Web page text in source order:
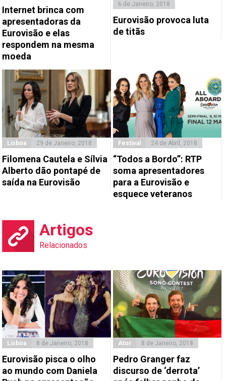
Internet brinca com
apresentadoras da
Eurovisão e elas
respondem na mesma
moeda
6 de Janeiro, 2018
Eurovisão provoca luta
de titãs
Lisboa 29 de Janeiro, 2018
Filomena Cautela e Sílvia
Alberto dão pontapé de
saída na Eurovisão
Festival 24 de Abril, 2018
“Todos a Bordo”: RTP
soma apresentadores
para a Eurovisão e
esquece veteranos
Artigos
Relacionados
Lisboa 8 de Janeiro, 2018
Eurovisão pisca o olho
ao mundo com Daniela
Ator 8 de Janeiro, 2018
Pedro Granger faz
discurso de ‘derrota’